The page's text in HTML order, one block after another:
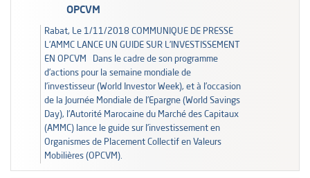
OPCVM
Rabat, Le 1/11/2018 COMMUNIQUE DE PRESSE
L’AMMC LANCE UN GUIDE SUR L’INVESTISSEMENT
EN OPCVM Dans le cadre de son programme
d’actions pour la semaine mondiale de
l’investisseur (World Investor Week), et à l’occasion
de la Journée Mondiale de l’Epargne (World Savings
Day), l’Autorité Marocaine du Marché des Capitaux
(AMMC) lance le guide sur l’investissement en
Organismes de Placement Collectif en Valeurs
Mobilières (OPCVM).